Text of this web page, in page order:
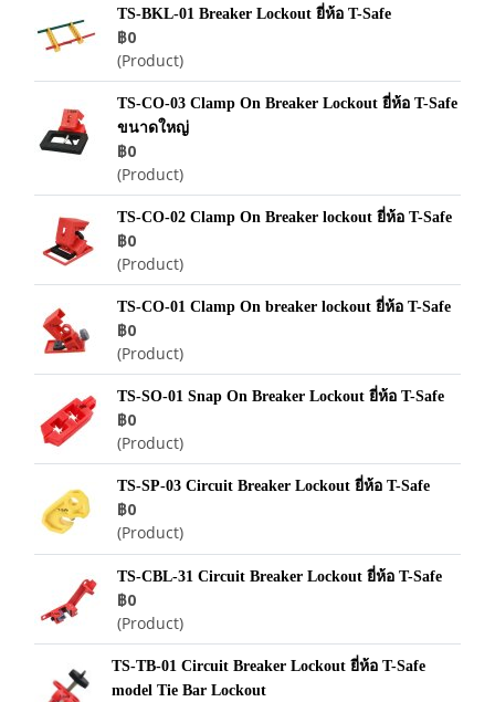
TS-BKL-01 Breaker Lockout ยี่ห้อ T-Safe
฿0
(Product)
TS-CO-03 Clamp On Breaker Lockout ยี่ห้อ T-Safe
ขนาดใหญ่
฿0
(Product)
TS-CO-02 Clamp On Breaker lockout ยี่ห้อ T-Safe
฿0
(Product)
TS-CO-01 Clamp On breaker lockout ยี่ห้อ T-Safe
฿0
(Product)
TS-SO-01 Snap On Breaker Lockout ยี่ห้อ T-Safe
฿0
(Product)
TS-SP-03 Circuit Breaker Lockout ยี่ห้อ T-Safe
฿0
(Product)
TS-CBL-31 Circuit Breaker Lockout ยี่ห้อ T-Safe
฿0
(Product)
TS-TB-01 Circuit Breaker Lockout ยี่ห้อ T-Safe
model Tie Bar Lockout